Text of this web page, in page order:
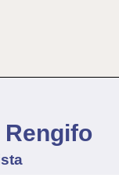
Rengifo